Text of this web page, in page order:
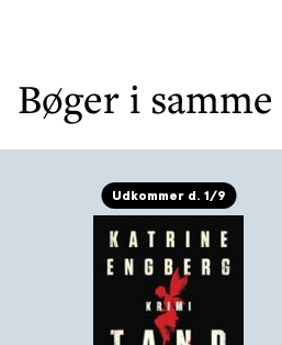
Bøger i
Udkommer d. 1/9